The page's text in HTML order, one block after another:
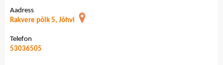
Aadress
Rakvere põik 5, Jõhvi
Telefon
53036505